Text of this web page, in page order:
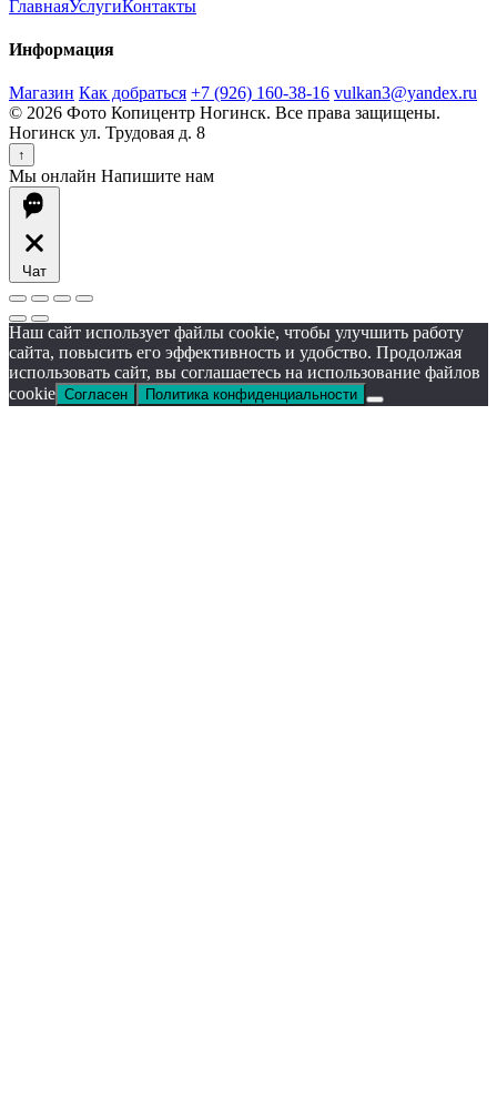
ГлавнаяУслугиКонтакты
Информация
Магазин Как добраться +7 (926) 160-38-16 vulkan3@yandex.ru
© 2026 Фото Копицентр Ногинск. Все права защищены.
Ногинск ул. Трудовая д. 8
↑
Мы онлайн Напишите нам
Чат
Наш сайт использует файлы cookie, чтобы улучшить работу
сайта, повысить его эффективность и удобство. Продолжая
использовать сайт, вы соглашаетесь на использование файлов
cookie Согласен Политика конфиденциальности